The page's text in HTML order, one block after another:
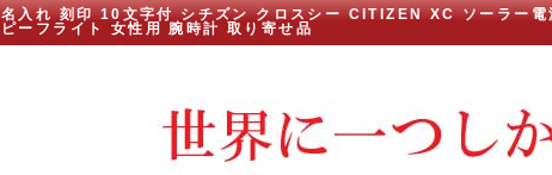
名入れ 刻印 10文字付 シチズン クロスシー CITIZEN XC ソーラー
ピーフライト 女性用 腕時計 取り寄せ品